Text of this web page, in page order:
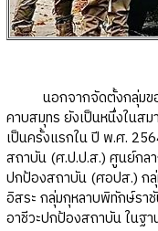
นอกจากจัดตั้งกลุ่มขอ
คาบสมุทร ยังเป็นหนึ่งในส
เป็นครั้งแรกใน ปี พ.ศ.
สถาบัน (ศ.ป.ป.ส.) ศูนย์กล
ปกป้องสถาบัน (ศอปส.) ก
อิสระ กลุ่มกุหลาบพิทักษ์รา
อาชีวะปกป้องสถาบัน ในฐ